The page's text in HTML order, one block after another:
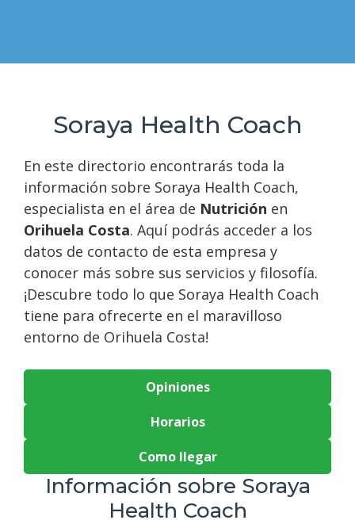
Soraya Health Coach
En este directorio encontrarás toda la
información sobre Soraya Health Coach,
especialista en el área de Nutrición en
Orihuela Costa. Aquí podrás acceder a los
datos de contacto de esta empresa y
conocer más sobre sus servicios y filosofía.
¡Descubre todo lo que Soraya Health Coach
tiene para ofrecerte en el maravilloso
entorno de Orihuela Costa!
Opiniones
Horarios
Como llegar
Información sobre Soraya
Health Coach